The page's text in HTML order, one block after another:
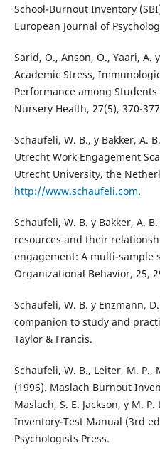
School-Burnout Inventory
European Journal of
Sarid, O., Anson, O., Yaari, A.
Academic Stress,
Performance among
Nursery Health, 27(5), 370-
Schaufeli, W. B., y Bakker, A.
Utrecht Work Engagement
Utrecht University, the
http://www.schaufeli.com.
Schaufeli, W. B. y Bakker, A.
resources and their
engagement: A multi-sample
Organizational Behavior, 25,
Schaufeli, W. B. y Enzmann,
companion to study and
Taylor & Francis.
Schaufeli, W. B., Leiter, M. P.,
(1996). Maslach Burnout
Maslach, S. E. Jackson, y M.
Inventory-Test Manual (3rd
Psychologists Press.